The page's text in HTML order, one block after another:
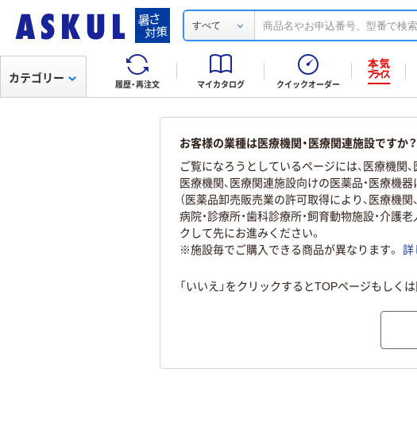
すべて
履歴・再注文 マイカタログ クイックオーダー
カテゴリー
お客様の業種は医療機関・医療関連施設ですか？
ご覧になろうとしているページには、医療機関
医療機関、医療関連施設向けの医薬品・医療機
（医薬品卸売販売業の許可取得により、医療機
病院・診療所・歯科診療所・飼育動物施設・介護
クして先にお進みください。
※施設毎でご購入できる商品が異なります。 詳
「いいえ」をクリックするとTOPページもしく